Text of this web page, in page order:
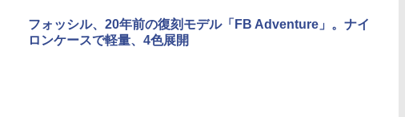
フォッシル、20年前の復刻モデル「FB Adventure」。ナイ
ロンケースで軽量、4色展開